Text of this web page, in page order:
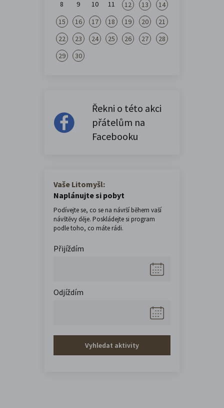
8 9 10 11 12 13
14
15
16 17 18 19 20
21
22
23 24 25 26 27
28
29
30
Řekni o této akci
přátelům na
Facebooku
Vaše Litomyšl:
Naplánujte si pobyt
Podívejte se, co se na návrší během vaší
návštěvy děje. Poskládejte si program
podle toho, co máte rádi.
Přijíždím
Odjíždím
Vyhledat aktivity